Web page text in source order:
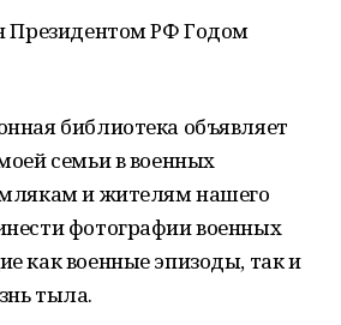
Президентом РФ Годом
библиотека объявляет
семьи в военных
и жителям нашего
фотографии военных
как военные эпизоды, так и
тыла.